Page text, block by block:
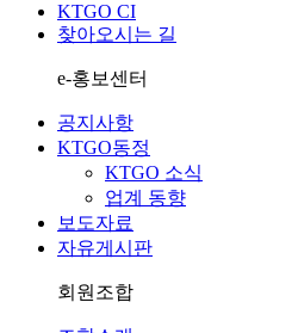
KTGO CI
찾아오시는 길
e-홍보센터
공지사항
KTGO동정
KTGO 소식
업계 동향
보도자료
자유게시판
회원조합